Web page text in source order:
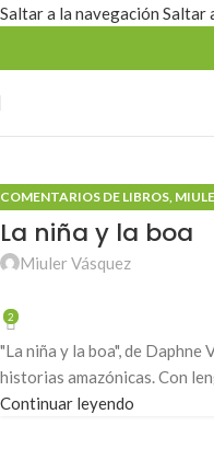
Saltar a la navegación Saltar
COMENTARIOS DE LIBROS,
La niña y la boa
Miuler Vásquez
2
"La niña y la boa", de Daphne
historias amazónicas. Con
Continuar leyendo